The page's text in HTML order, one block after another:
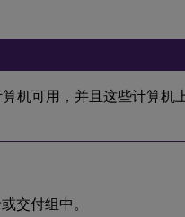
机可用，并且这些计算机
交付组中。